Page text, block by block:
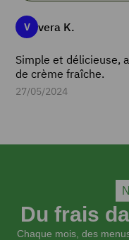
TEMPS DE
PRÉPARATION
V vera K.
Simple et délicieuse,
de crème fraîche.
27/05/2024
Du frais
Chaque mois, des